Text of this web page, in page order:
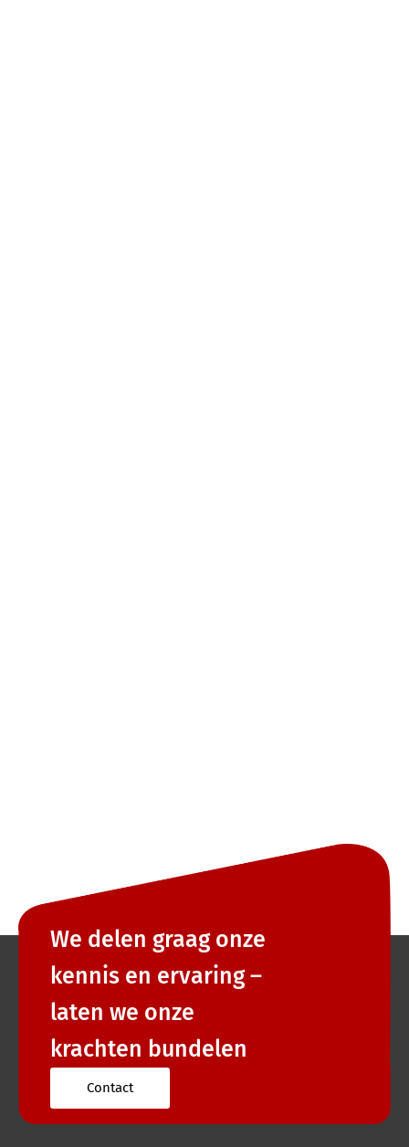
We delen graag onze
kennis en ervaring –
laten we onze
krachten bundelen
Contact